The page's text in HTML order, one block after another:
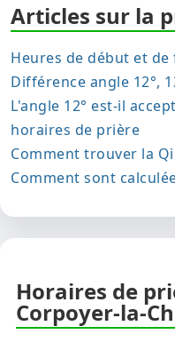
Articles sur la
Heures de début et
Différence angle 12°,
L'angle 12° est-il
horaires de prière
Comment trouver la
Comment sont
Horaires de
Corpoyer-la-